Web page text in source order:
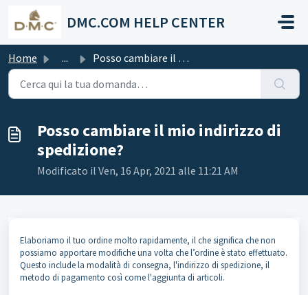
Salta al contenuto principale
DMC.COM HELP CENTER
Home ... Posso cambiare il mio indirizzo di spedizione?
Posso cambiare il mio indirizzo di
spedizione?
Modificato il Ven, 16 Apr, 2021 alle 11:21 AM
Elaboriamo il tuo ordine molto rapidamente, il che significa che non
possiamo apportare modifiche una volta che l’ordine è stato effettuato.
Questo include la modalità di consegna, l'indirizzo di spedizione, il
metodo di pagamento così come l'aggiunta di articoli.